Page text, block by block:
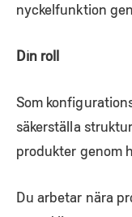
nyckelfunktion
Din roll
Som
säkerställa
produkter genom
Du arbetar nära